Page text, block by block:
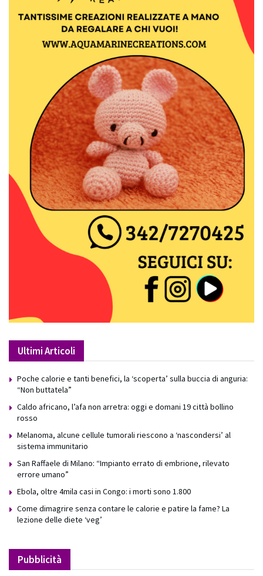
Ultimi Articoli
Poche calorie e tanti benefici, la ‘scoperta’ sulla buccia di anguria:
“Non buttatela”
Caldo africano, l’afa non arretra: oggi e domani 19 città bollino
rosso
Melanoma, alcune cellule tumorali riescono a ‘nascondersi’ al
sistema immunitario
San Raffaele di Milano: “Impianto errato di embrione, rilevato
errore umano”
Ebola, oltre 4mila casi in Congo: i morti sono 1.800
Come dimagrire senza contare le calorie e patire la fame? La
lezione delle diete ‘veg’
Pubblicità